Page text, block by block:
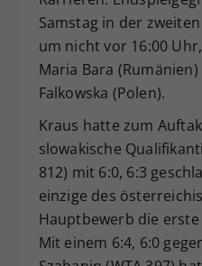
Samstag in der
um nicht vor 16:00
Maria Bara
Falkowska (Polen).
Kraus hatte zum
slowakische
812) mit 6:0, 6:3
einzige des
Hauptbewerb die
Mit einem 6:4, 6:0